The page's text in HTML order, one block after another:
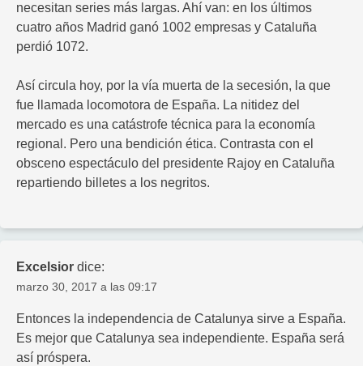
necesitan series más largas. Ahí van: en los últimos
cuatro años Madrid ganó 1002 empresas y Cataluña
perdió 1072.
Así circula hoy, por la vía muerta de la secesión, la que
fue llamada locomotora de España. La nitidez del
mercado es una catástrofe técnica para la economía
regional. Pero una bendición ética. Contrasta con el
obsceno espectáculo del presidente Rajoy en Cataluña
repartiendo billetes a los negritos.
Excelsior dice:
marzo 30, 2017 a las 09:17
Entonces la independencia de Catalunya sirve a España.
Es mejor que Catalunya sea independiente. España será
así próspera.